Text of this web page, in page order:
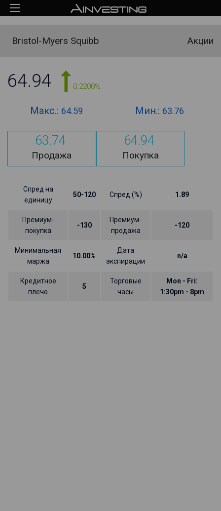
Bristol-Myers Squibb Акции
64.94 0.2200%
Макс.: 64.59 Мин.: 63.76
63.74
Продажа
64.94
Покупка
Спред на
единицу
50-120 Спред (%) 1.89
Премиум-
покупка
-130
Премиум-
продажа
-120
Минимальная
маржа
10.00%
Дата
экспирации
n/a
Кредитное
плечо
5
Торговые
часы
Mon - Fri:
1:30pm - 8pm